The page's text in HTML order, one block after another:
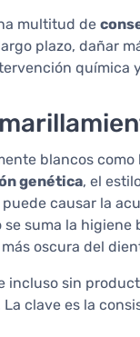
multitud de
plazo, dañar
química
blancos
genética, el
causar la
suma la
oscura del
incluso sin
clave es la